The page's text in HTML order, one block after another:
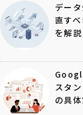
デー
直す
を解説
スタ
の具